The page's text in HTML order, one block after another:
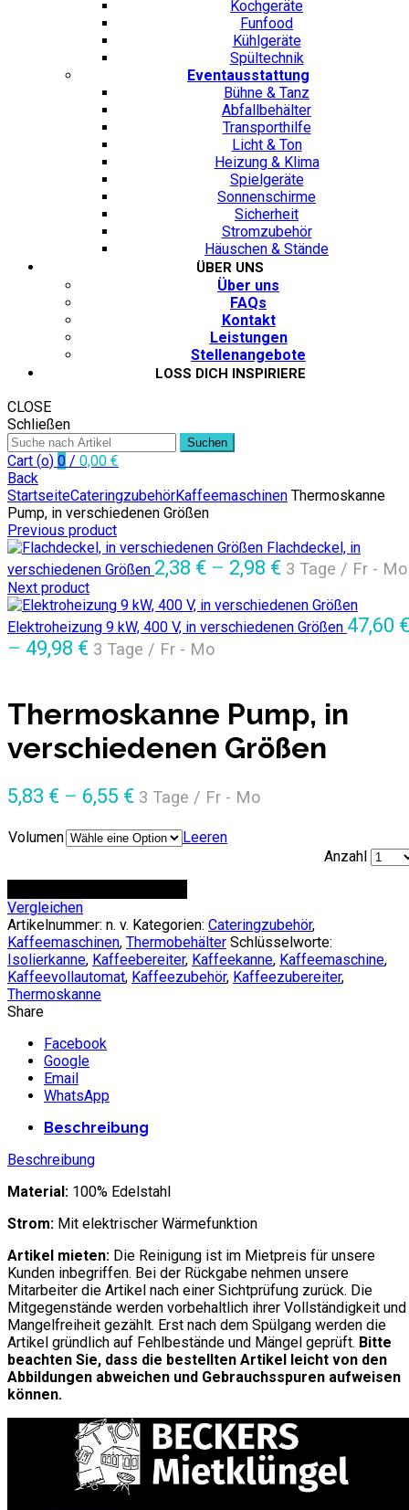
Kochgeräte
Funfood
Kühlgeräte
Spültechnik
Eventausstattung
Bühne & Tanz
Abfallbehälter
Transporthilfe
Licht & Ton
Heizung & Klima
Spielgeräte
Sonnenschirme
Sicherheit
Stromzubehör
Häuschen & Stände
ÜBER UNS
Über uns
FAQs
Kontakt
Leistungen
Stellenangebote
LOSS DICH INSPIRIERE
CLOSE
Schließen
Suchen
Cart (o) 0 / 0,00 €
Back
StartseiteCateringzubehörKaffeemaschinen Thermoskanne
Pump, in verschiedenen Größen
Previous product
Flachdeckel, in
verschiedenen Größen 2,38 € – 2,98 € 3 Tage / Fr - Mo
Next product
Elektroheizung 9 kW, 400 V, in verschiedenen Größen 47,60 €
– 49,98 € 3 Tage / Fr - Mo
Thermoskanne Pump, in
verschiedenen Größen
5,83 € – 6,55 € 3 Tage / Fr - Mo
Volumen
Leeren
Anzahl
Vergleichen
Artikelnummer: n. v. Kategorien: Cateringzubehör,
Kaffeemaschinen, Thermobehälter Schlüsselworte:
Isolierkanne, Kaffeebereiter, Kaffeekanne, Kaffeemaschine,
Kaffeevollautomat, Kaffeezubehör, Kaffeezubereiter,
Thermoskanne
Share
Facebook
Google
Email
WhatsApp
Beschreibung
Beschreibung
Material: 100% Edelstahl
Strom: Mit elektrischer Wärmefunktion
Artikel mieten: Die Reinigung ist im Mietpreis für unsere
Kunden inbegriffen. Bei der Rückgabe nehmen unsere
Mitarbeiter die Artikel nach einer Sichtprüfung zurück. Die
Mitgegenstände werden vorbehaltlich ihrer Vollständigkeit und
Mangelfreiheit gezählt. Erst nach dem Spülgang werden die
Artikel gründlich auf Fehlbestände und Mängel geprüft. Bitte
beachten Sie, dass die bestellten Artikel leicht von den
Abbildungen abweichen und Gebrauchsspuren aufweisen
können.